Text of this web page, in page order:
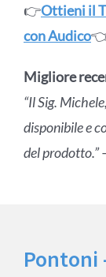
👉Ottieni il
con Audico
Migliore
“Il Sig.
disponibile e
del prodotto.”
Pontoni